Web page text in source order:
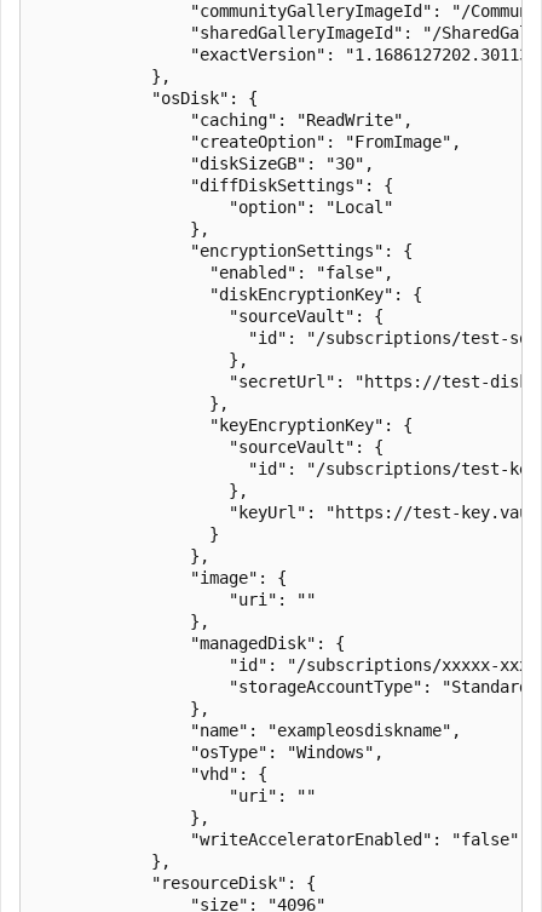
"communityGalleryImageId": "/
"sharedGalleryImageId": "/
                "exactVersion": "1.1686127202.30113"
            },
            "osDisk": {
                "caching": "ReadWrite",
                "createOption": "FromImage",
                "diskSizeGB": "30",
                "diffDiskSettings": {
                    "option": "Local"
                },
                "encryptionSettings": {
                  "enabled": "false",
                  "diskEncryptionKey": {
                    "sourceVault": {
"id": "/subscriptions/test-
                    },
"secretUrl": "https://test-
                  },
                  "keyEncryptionKey": {
                    "sourceVault": {
"id": "/subscriptions/test-
                    },
"keyUrl": "https://test-
                  }
                },
                "image": {
                    "uri": ""
                },
                "managedDisk": {
"id": "/subscriptions/xxxxx-
"storageAccountType":
                },
                "name": "exampleosdiskname",
                "osType": "Windows",
                "vhd": {
                    "uri": ""
                },
                "writeAcceleratorEnabled": "false"
            },
            "resourceDisk": {
                "size": "4096"